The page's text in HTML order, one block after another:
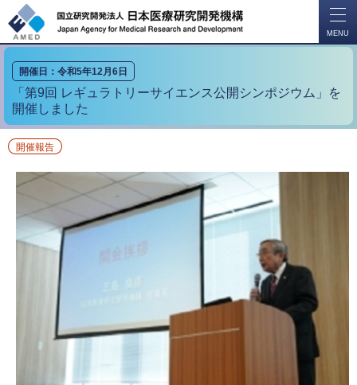
MENU
開催日：令和5年12月6日
「第9回 レギュラトリーサイエンス公開シンポジウム」を
開催しました
開催報告